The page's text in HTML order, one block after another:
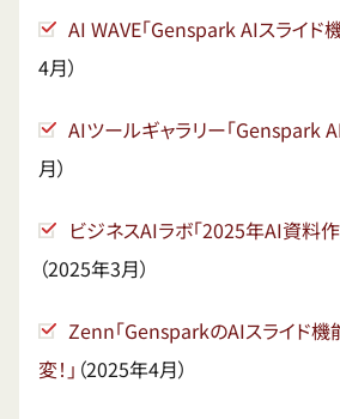
AI WAVE「Genspark AIスライド
4月）
AIツールギャラリー「Genspark AI
月）
ビジネスAIラボ「2025年AI資料
（2025年3月）
Zenn「GensparkのAIスライド
変！」 （2025年4月）